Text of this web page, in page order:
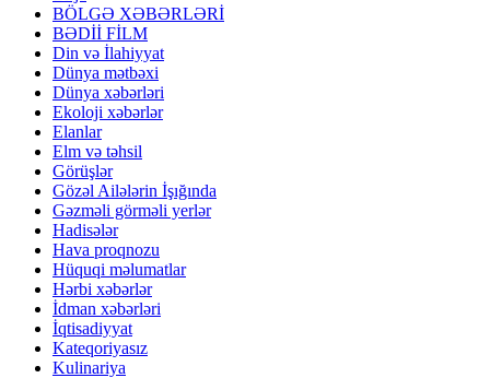
BÖLGƏ XƏBƏRLƏRİ
BƏDİİ FİLM
Din və İlahiyyat
Dünya mətbəxi
Dünya xəbərləri
Ekoloji xəbərlər
Elanlar
Elm və təhsil
Görüşlər
Gözəl Ailələrin İşığında
Gəzməli görməli yerlər
Hadisələr
Hava proqnozu
Hüquqi məlumatlar
Hərbi xəbərlər
İdman xəbərləri
İqtisadiyyat
Kateqoriyasız
Kulinariya